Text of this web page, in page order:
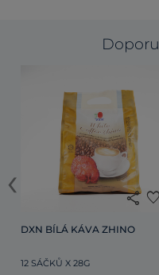
share favorite
DXN BÍLÁ KÁVA ZHINO
12 SÁČKŮ X 28G
‹